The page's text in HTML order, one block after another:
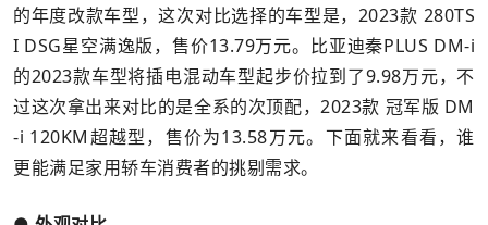
的年度改款车型，这次对比选择的车型是，2023款 280TS
I DSG星空满逸版，售价13.79万元。比亚迪秦PLUS DM-i
的2023款车型将插电混动车型起步价拉到了9.98万元，不
过这次拿出来对比的是全系的次顶配，2023款 冠军版 DM
-i 120KM超越型，售价为13.58万元。下面就来看看，谁
更能满足家用轿车消费者的挑剔需求。